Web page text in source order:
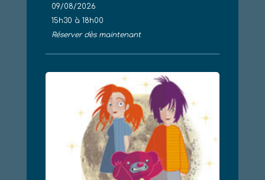
09/08/2026
15h30 à 18h00
Réserver dès maintenant